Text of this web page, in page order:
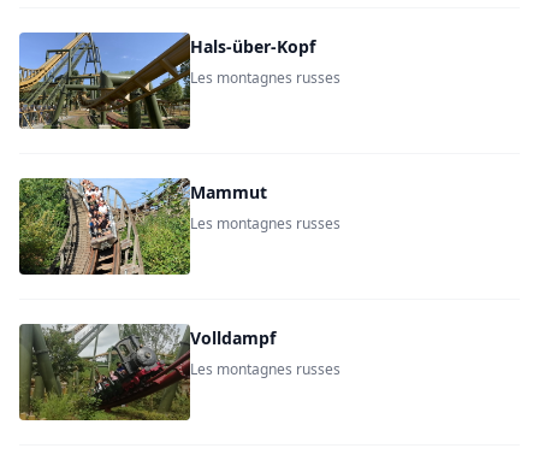
Hals-über-Kopf
Les montagnes russes
Mammut
Les montagnes russes
Volldampf
Les montagnes russes